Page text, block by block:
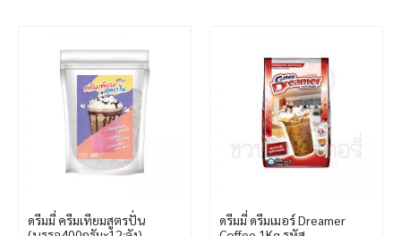
ดรีมมี่ ครีมเทียมสูตรปั่น
ดรีมมี่ ดรีมเมอร์ Dreamer